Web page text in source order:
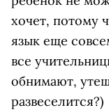
хочет, потому
язык еще
все
обнимают,
развеселится?)